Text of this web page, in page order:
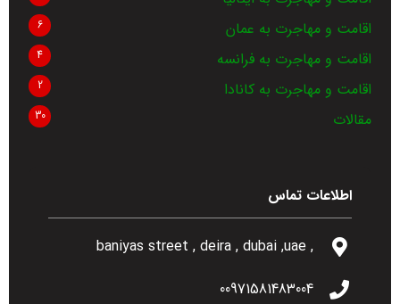
اقامت و مهاجرت به عمان 6
اقامت و مهاجرت به فرانسه 4
اقامت و مهاجرت به کانادا 2
مقالات 30
اطلاعات تماس
, baniyas street , deira , dubai ,uae
00971581483004